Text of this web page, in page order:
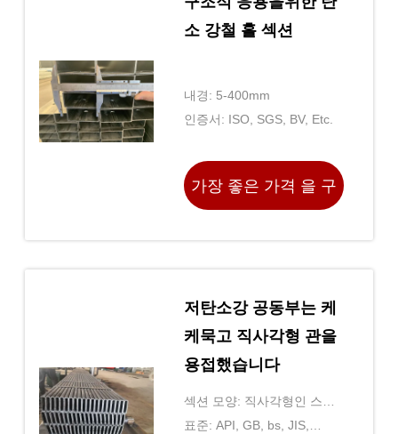
소 강철 홀 섹션
내경: 5-400mm
인증서: ISO, SGS, BV, Etc.
가장 좋은 가격 을 구
저탄소강 공동부는 케
케묵고 직사각형 관을
용접했습니다
섹션 모양: 직사각형인 스퀘
어 /
표준: API, GB, bs, JIS,